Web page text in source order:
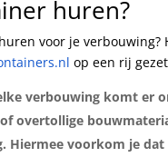
huren?
voor je
op een rij
verbouwing komt er
overtollige
Hiermee voorkom je